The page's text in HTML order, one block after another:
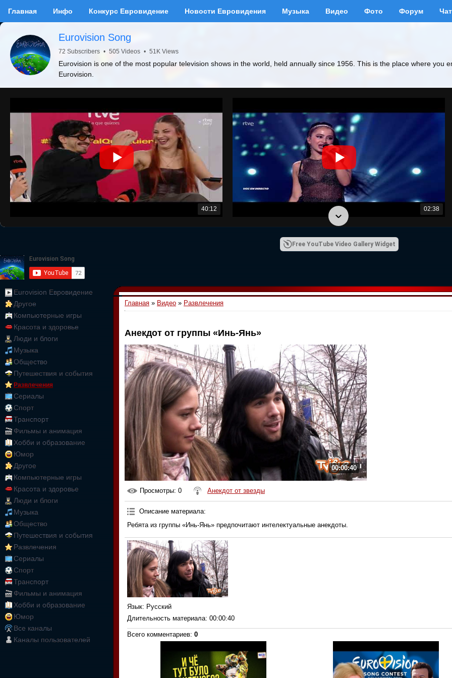
Главная Инфо Конкурс Евровидение Новости Евровидения Музыка Видео Фото Форум Чат
Eurovision Song
72 Subscribers • 505 Videos • 51K Views
Eurovision is one of the most popular television shows in the world, held annually since 1956. This is the place where you
Eurovision.
40:12 02:38
01:09:10
Free YouTube Video Gallery Widget
Eurovision Евровидение
Другое
Компьютерные игры
Красота и здоровье
Люди и блоги
Музыка
Общество
Путешествия и события
Развлечения
Сериалы
Спорт
Транспорт
Фильмы и анимация
Хобби и образование
Юмор
Другое
Компьютерные игры
Красота и здоровье
Люди и блоги
Музыка
Общество
Путешествия и события
Развлечения
Сериалы
Спорт
Транспорт
Фильмы и анимация
Хобби и образование
Юмор
Все каналы
Каналы пользователей
Главная » Видео » Развлечения
Анекдот от группы «Инь-Янь»
00:00:40
Просмотры: 0 Анекдот от звезды
Описание материала:
Ребята из группы «Инь-Янь» предпочитают интелектуальные анекдоты.
Язык: Русский
Длительность материала: 00:00:40
Всего комментариев: 0